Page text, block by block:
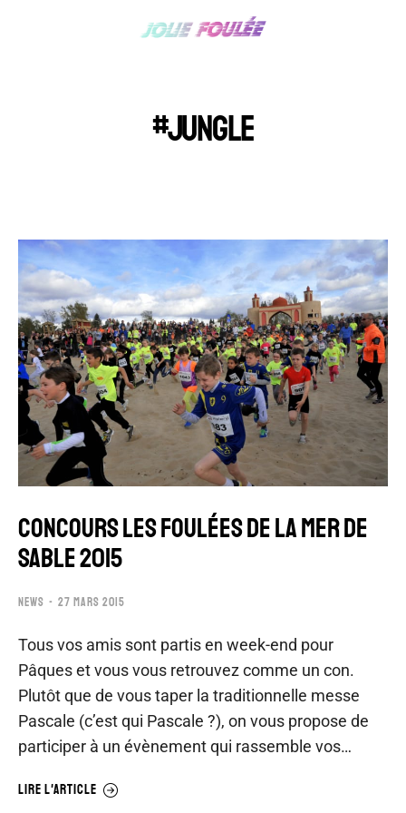
#JUNGLE
CONCOURS LES FOULÉES DE LA MER DE
SABLE 2015
NEWS 27 MARS 2015
Tous vos amis sont partis en week-end pour
Pâques et vous vous retrouvez comme un con.
Plutôt que de vous taper la traditionnelle messe
Pascale (c’est qui Pascale ?), on vous propose de
participer à un évènement qui rassemble vos…
LIRE L'ARTICLE